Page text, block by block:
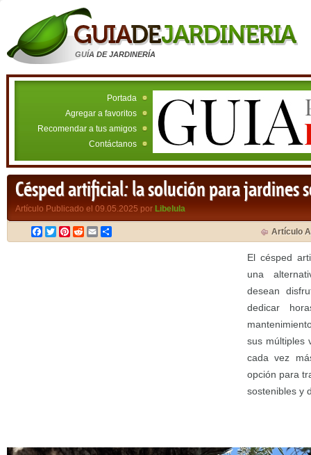
GUÍA DE JARDINERÍA
Portada
Agregar a favoritos
Recomendar a tus amigos
Contáctanos
Césped artificial: la solución para jardines
Artículo Publicado el 09.05.2025 por Libelula
Facebook
TwitterPinterest
RedditEmail Artículo
El césped
una
desean
dedicar
sus múltiples
cada vez
opción para
sostenibles y